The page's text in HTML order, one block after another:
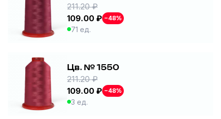
211.20 ₽
109.00 ₽ −48%
71 ед.
Цв. № 1550
211.20 ₽
109.00 ₽ −48%
3 ед.